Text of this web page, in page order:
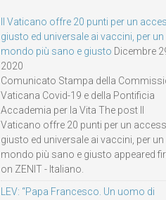
Il Vaticano offre 20 punti per un
giusto ed universale ai vaccini, per un
mondo più sano e giusto Dicembre
2020
Comunicato Stampa della
Vaticana Covid-19 e della Pontificia
Accademia per la Vita The post Il
Vaticano offre 20 punti per un
giusto ed universale ai vaccini, per un
mondo più sano e giusto appeared
on ZENIT - Italiano.
LEV: “Papa Francesco. Un uomo di